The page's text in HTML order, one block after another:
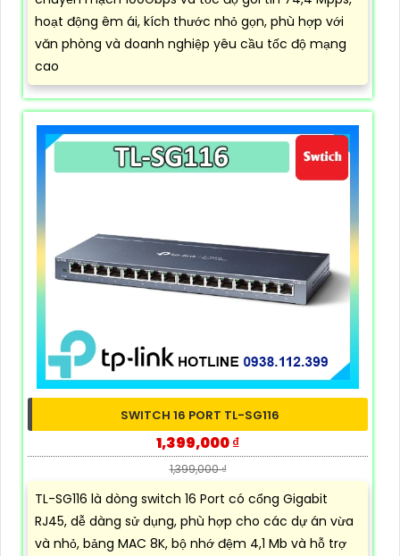
hoạt động êm ái, kích thước nhỏ gọn, phù hợp với
văn phòng và doanh nghiệp yêu cầu tốc độ mạng
cao
SWITCH 16 PORT TL-SG116
1,399,000 ₫
1,399,000 ₫
TL-SG116 là dòng switch 16 Port có cổng Gigabit
RJ45, dễ dàng sử dụng, phù hợp cho các dự án vừa
và nhỏ, bảng MAC 8K, bộ nhớ đệm 4,1 Mb và hỗ trợ